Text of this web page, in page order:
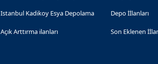
Istanbul Kadikoy Esya Depolama
Açık Arttırma ilanları
Depo İİlanları
Son Eklenen